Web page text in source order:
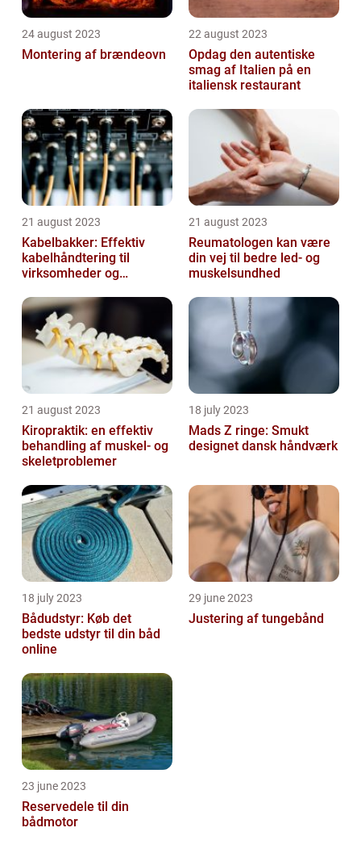
24 august 2023
Montering af brændeovn
22 august 2023
Opdag den autentiske
smag af Italien på en
italiensk restaurant
21 august 2023
Kabelbakker: Effektiv
kabelhåndtering til
virksomheder og
21 august 2023
Reumatologen kan være
din vej til bedre led- og
muskelsundhed
21 august 2023
Kiropraktik: en effektiv
behandling af muskel- og
skeletproblemer
18 july 2023
Mads Z ringe: Smukt
designet dansk håndværk
18 july 2023
Bådudstyr: Køb det
bedste udstyr til din båd
online
29 june 2023
Justering af tungebånd
23 june 2023
Reservedele til din
bådmotor